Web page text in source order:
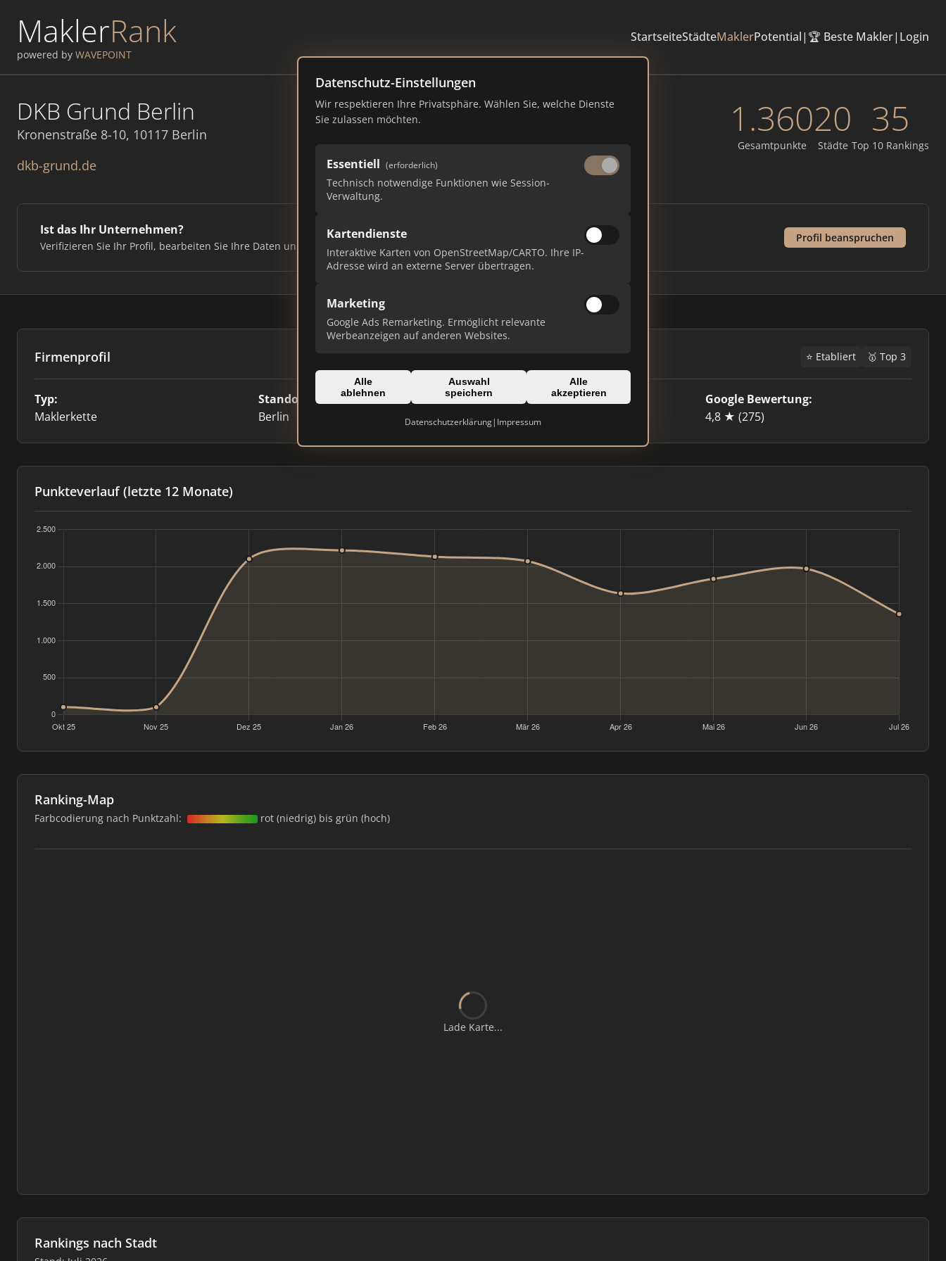
MaklerRank
powered by WAVEPOINT
StartseiteStädteMaklerPotential| 🏆 Beste Makler| Login
Datenschutz-Einstellungen
Wir respektieren Ihre Privatsphäre. Wählen Sie, welche Dienste
Sie zulassen möchten.
Essentiell (erforderlich)
Technisch notwendige Funktionen wie Session-
Verwaltung.
Kartendienste
Interaktive Karten von OpenStreetMap/CARTO. Ihre IP-
Adresse wird an externe Server übertragen.
Marketing
Google Ads Remarketing. Ermöglicht relevante
Werbeanzeigen auf anderen Websites.
Alle
ablehnen
Auswahl
speichern
Alle
akzeptieren
Datenschutzerklärung| Impressum
DKB Grund Berlin
Kronenstraße 8-10, 10117 Berlin
dkb-grund.de
1.360
Gesamtpunkte
20
Städte
35
Top 10 Rankings
Ist das Ihr Unternehmen?
Verifizieren Sie Ihr Profil, bearbeiten Sie Ihre Daten und erhalten Sie monatliche Ranking-Updates.
Profil beanspruchen
Firmenprofil ⭐ Etabliert 🥇 Top 3
Typ:
Maklerkette
Standort:
Berlin
Domain:
dkb-grund.de
Google Bewertung:
4,8 ★ (275)
Punkteverlauf (letzte 12 Monate)
Ranking-Map
Farbcodierung nach Punktzahl: rot (niedrig) bis grün (hoch)
Lade Karte...
Rankings nach Stadt